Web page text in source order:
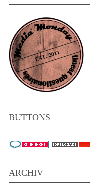
BUTTONS
ARCHIV